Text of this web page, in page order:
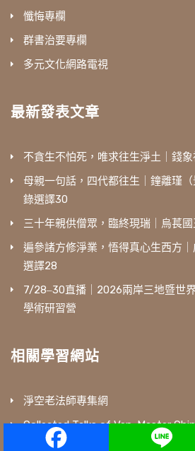
懺悔專欄
群書治要專欄
多元文化網路電視
最新發表文章
不貪生不怕死，唯求往生淨土｜錢
母親一句話，四代都往生｜鐘離瑾
錄選譯30
三十年親供僧眾，臨終現瑞｜烏萇
遍參諸方修淨業，悟得真心生西方
選譯28
7/28‒30直播｜2026兩岸三地暨世
學術研習營
相關學習網站
淨空老法師專集網
Collected Talks of Ven. Master